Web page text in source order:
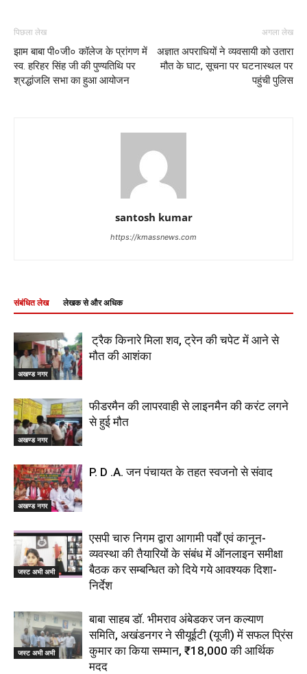
पिछला लेख
झाम बाबा पी०जी० कॉलेज के प्रांगण में
स्व. हरिहर सिंह जी की पुण्यतिथि पर
श्रद्धांजलि सभा का हुआ आयोजन
अगला लेख
अज्ञात अपराधियों ने व्यवसायी को उतारा
मौत के घाट, सूचना पर घटनास्थल पर
पहुंची पुलिस
santosh kumar
https://kmassnews.com
संबंधित लेख लेखक से और अधिक
अखण्ड नगर
ट्रैक किनारे मिला शव, ट्रेन की चपेट में आने से
मौत की आशंका
अखण्ड नगर
फीडरमैन की लापरवाही से लाइनमैन की करंट लगने
से हुई मौत
अखण्ड नगर
P. D .A. जन पंचायत के तहत स्वजनो से संवाद
जस्ट अभी अभी
एसपी चारु निगम द्वारा आगामी पर्वों एवं कानून-
व्यवस्था की तैयारियों के संबंध में ऑनलाइन समीक्षा
बैठक कर सम्बन्धित को दिये गये आवश्यक दिशा-
निर्देश
जस्ट अभी अभी
बाबा साहब डॉ. भीमराव अंबेडकर जन कल्याण
समिति, अखंडनगर ने सीयूईटी (यूजी) में सफल प्रिंस
कुमार का किया सम्मान, ₹18,000 की आर्थिक
मदद